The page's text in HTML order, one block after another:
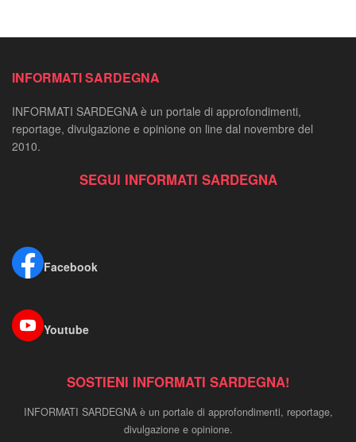
INFORMATI SARDEGNA
INFORMATI SARDEGNA è un portale di approfondimenti,
reportage, divulgazione e opinione on line dal novembre del
2010.
SEGUI INFORMATI SARDEGNA
Facebook
Youtube
SOSTIENI INFORMATI SARDEGNA!
INFORMATI SARDEGNA è un portale di approfondimenti, reportage,
divulgazione e opinione.